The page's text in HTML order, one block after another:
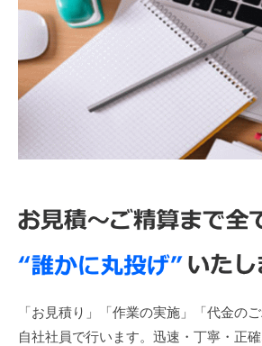
「お見積り」「作業の実施」「代金の
自社社員で行います。迅速・丁寧・正